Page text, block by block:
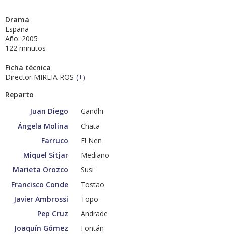
Drama
España
Año: 2005
122 minutos
Ficha técnica
Director MIREIA ROS (+)
Reparto
Juan Diego
Gandhi
Ángela Molina
Chata
Farruco
El Nen
Miquel Sitjar
Mediano
Marieta Orozco
Susi
Francisco Conde
Tostao
Javier Ambrossi
Topo
Pep Cruz
Andrade
Joaquín Gómez
Fontán